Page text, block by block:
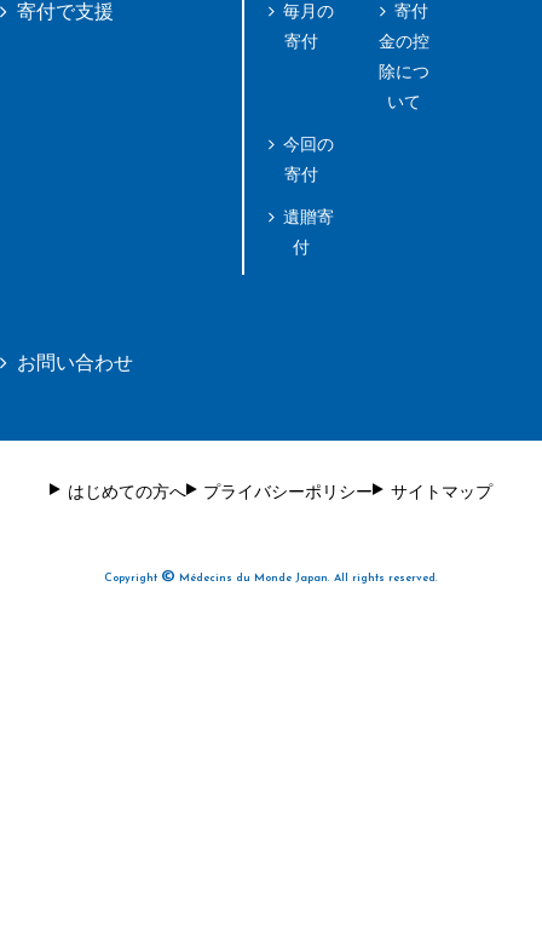
寄付で支援
毎月の
寄付
今回の
寄付
遺贈寄
付
寄付
金の控
除につ
いて
お問い合わせ
はじめての方へ プライバシーポリシー サイトマップ
Copyright © Médecins du Monde Japan. All rights reserved.